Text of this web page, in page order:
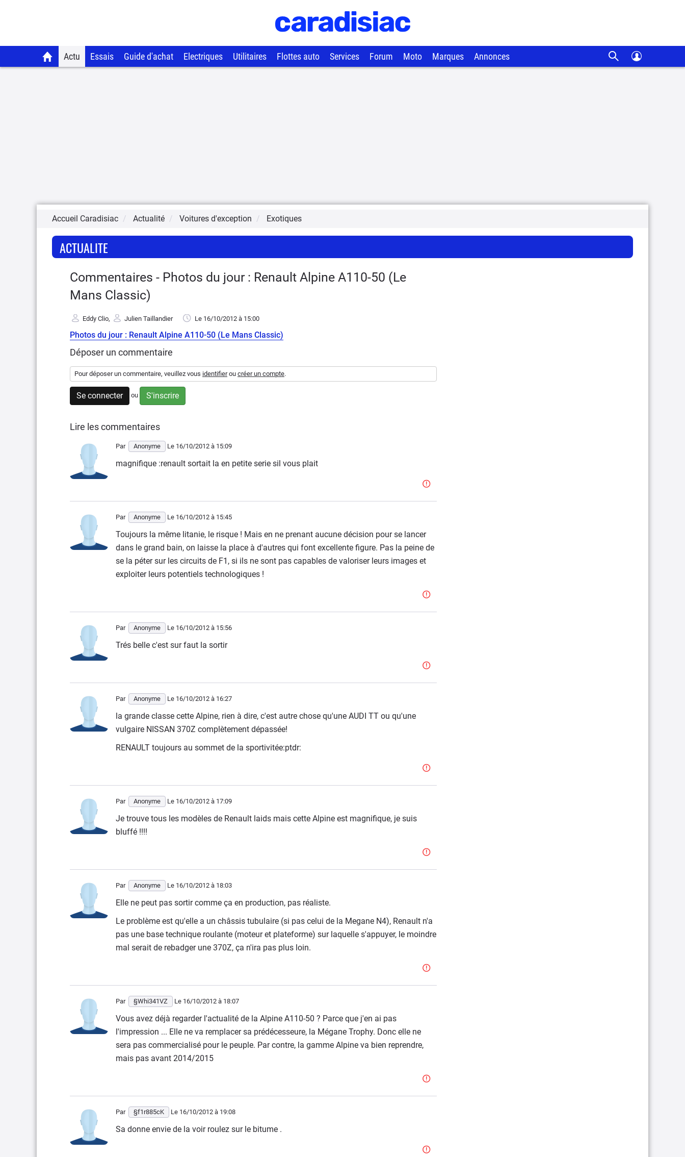
Actu Essais Guide d'achat Electriques Utilitaires Flottes auto Services Forum Moto Marques Annonces
Accueil Caradisiac Actualité Voitures d'exception Exotiques
ACTUALITE
Commentaires - Photos du jour : Renault Alpine A110-50 (Le
Mans Classic)
Eddy Clio, Julien Taillandier Le 16/10/2012 à 15:00
Photos du jour : Renault Alpine A110-50 (Le Mans Classic)
Déposer un commentaire
Pour déposer un commentaire, veuillez vous identifierou créer un compte.
Se connecter ou S'inscrire
Lire les commentaires
Par Anonyme Le 16/10/2012 à 15:09
magnifique :renault sortait la en petite serie sil vous plait
Par Anonyme Le 16/10/2012 à 15:45
Toujours la même litanie, le risque ! Mais en ne prenant aucune décision pour se lancer
dans le grand bain, on laisse la place à d'autres qui font excellente figure. Pas la peine de
se la péter sur les circuits de F1, si ils ne sont pas capables de valoriser leurs images et
exploiter leurs potentiels technologiques !
Par Anonyme Le 16/10/2012 à 15:56
Trés belle c'est sur faut la sortir
Par Anonyme Le 16/10/2012 à 16:27
la grande classe cette Alpine, rien à dire, c'est autre chose qu'une AUDI TT ou qu'une
vulgaire NISSAN 370Z complètement dépassée!
RENAULT toujours au sommet de la sportivitée:ptdr:
Par Anonyme Le 16/10/2012 à 17:09
Je trouve tous les modèles de Renault laids mais cette Alpine est magnifique, je suis
bluffé !!!!
Par Anonyme Le 16/10/2012 à 18:03
Elle ne peut pas sortir comme ça en production, pas réaliste.
Le problème est qu'elle a un châssis tubulaire (si pas celui de la Megane N4), Renault n'a
pas une base technique roulante (moteur et plateforme) sur laquelle s'appuyer, le moindre
mal serait de rebadger une 370Z, ça n'ira pas plus loin.
Par §Whi341VZ Le 16/10/2012 à 18:07
Vous avez déjà regarder l'actualité de la Alpine A110-50 ? Parce que j'en ai pas
l'impression ... Elle ne va remplacer sa prédécesseure, la Mégane Trophy. Donc elle ne
sera pas commercialisé pour le peuple. Par contre, la gamme Alpine va bien reprendre,
mais pas avant 2014/2015
Par §f1r885cK Le 16/10/2012 à 19:08
Sa donne envie de la voir roulez sur le bitume .